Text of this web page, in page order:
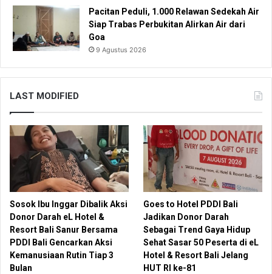
Pacitan Peduli, 1.000 Relawan Sedekah Air
Siap Trabas Perbukitan Alirkan Air dari
Goa
9 Agustus 2026
LAST MODIFIED
Sosok Ibu Inggar Dibalik Aksi
Donor Darah eL Hotel &
Resort Bali Sanur Bersama
PDDI Bali Gencarkan Aksi
Kemanusiaan Rutin Tiap 3
Bulan
Goes to Hotel PDDI Bali
Jadikan Donor Darah
Sebagai Trend Gaya Hidup
Sehat Sasar 50 Peserta di eL
Hotel & Resort Bali Jelang
HUT RI ke-81